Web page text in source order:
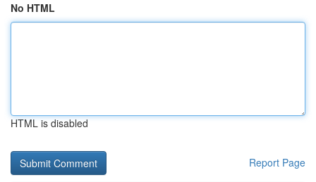
No HTML
HTML is disabled
Report Page